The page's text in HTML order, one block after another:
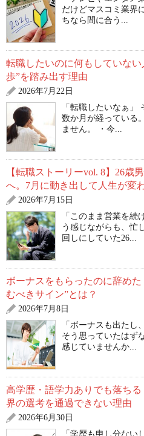
だけどマスコミ業界
ちなら間に合う...
転職したいのに何もしていな
歩”を踏み出す理由
2026年7月22日
「転職したいなぁ」
数か月が経っている
ません。 ・今...
【転職ストーリーvol. 8】26歳
へ。7月に動き出して人生が変
2026年7月15日
「このまま営業を
う感じながらも、忙
回しにしていた26...
ボーナスをもらったのに辞め
むべきサイン”とは？
2026年7月8日
「ボーナスも出たし
そう思っていたはず
感じていませんか...
高学歴・語学力ありでも落ち
界の選考を通過できない理由
2026年6月30日
「学歴も申し分ない